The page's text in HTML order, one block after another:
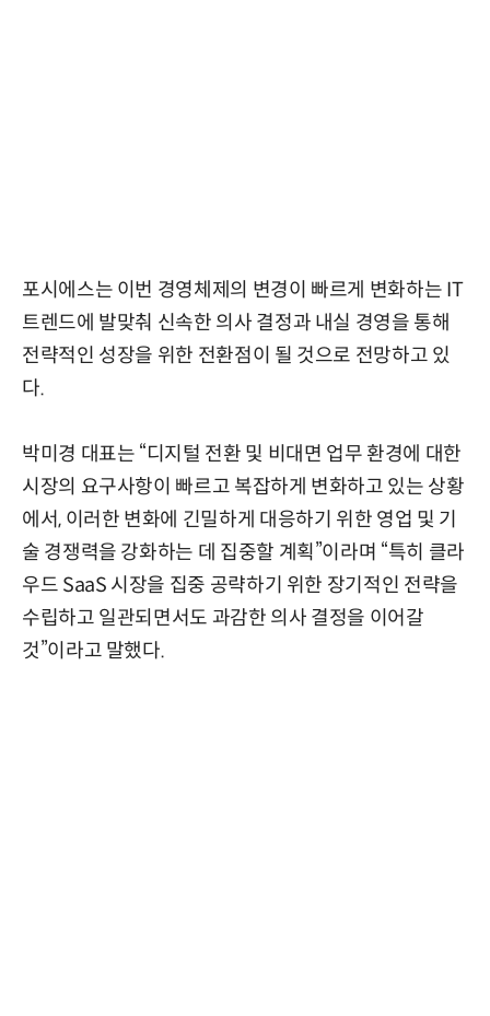
포시에스는 이번 경영체제의 변경이 빠르게 변화하는 IT
트렌드에 발맞춰 신속한 의사 결정과 내실 경영을 통해
전략적인 성장을 위한 전환점이 될 것으로 전망하고 있
다.
박미경 대표는 “디지털 전환 및 비대면 업무 환경에 대한
시장의 요구사항이 빠르고 복잡하게 변화하고 있는 상황
에서, 이러한 변화에 긴밀하게 대응하기 위한 영업 및 기
술 경쟁력을 강화하는 데 집중할 계획”이라며 “특히 클라
우드 SaaS 시장을 집중 공략하기 위한 장기적인 전략을
수립하고 일관되면서도 과감한 의사 결정을 이어갈
것”이라고 말했다.